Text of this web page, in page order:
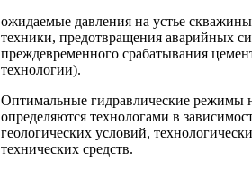
ожидаемые давления на устье
техники, предотвращения аварийных
преждевременного срабатывания
технологии).
Оптимальные гидравлические режимы
определяются технологами в
геологических условий,
технических средств.